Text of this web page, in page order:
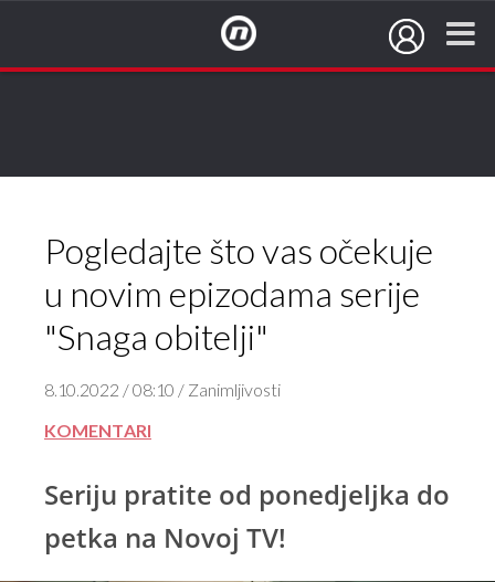
Pogledajte što vas očekuje
u novim epizodama serije
"Snaga obitelji"
8.10.2022 / 08:10 / Zanimljivosti
KOMENTARI
Seriju pratite od ponedjeljka do
petka na Novoj TV!